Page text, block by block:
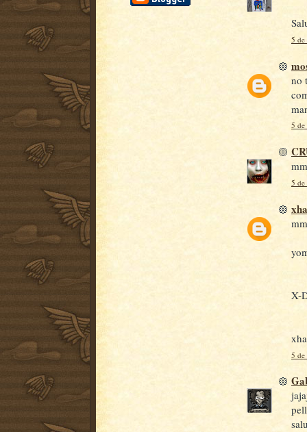
5 de
no
5 de
5 de
X-
5 de